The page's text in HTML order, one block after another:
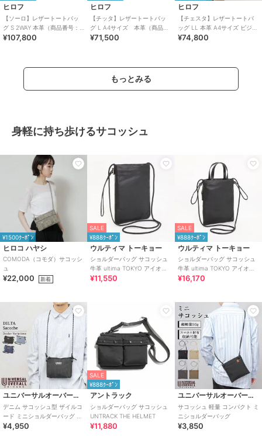
ヒロフ
【ソーロ】レザートートバッ
グ S 2WAY 本革（商品番号：
P25-20434）
¥107,800
ヒロフ
【チッタ】レザートートバッ
グ L A4サイズ 本革（商品番
号：P25‐35552）
¥71,500
ヒロフ
【チェスタ】レザートートバ
ッグ LL 本革 A4サイズ ビジネ
スバッグ ※WEB限定（商品番
¥74,800
もっとみる
身軽に持ち歩けるサコッシュ
¥1500ｸｰﾎﾟﾝ
ヒロコ ハヤシ
COMODA（コモダ）サコッシ
ュ
¥22,000 新着
SALE
¥888ｸｰﾎﾟﾝ
ウルティマ トーキョー
ショルダーバッグ サコッシュ
牛革 ultima TOKYO アイオ
11981
¥11,550
SALE
¥888ｸｰﾎﾟﾝ
ウルティマ トーキョー
ショルダーバッグ サコッシュ
牛革 ultima TOKYO アイオ
11982
¥16,170
ユニバーサルオーバーオール
デニム サコッシュ型 ザイルコ
ード ミニショルダーバッグ デ
ルタサコッチ
¥4,950
SALE
¥888ｸｰﾎﾟﾝ
アントラック
ショルダーバッグ サコッシュ
UNTRACK THE HELMET
¥11,880
ユニバーサルオーバーオール
サコッシュ 軽量 コンパクト ミ
ニショルダーバッグ
¥3,850